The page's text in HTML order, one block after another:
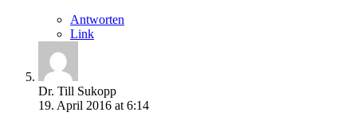
Antworten
Link
Dr. Till Sukopp
19. April 2016 at 6:14